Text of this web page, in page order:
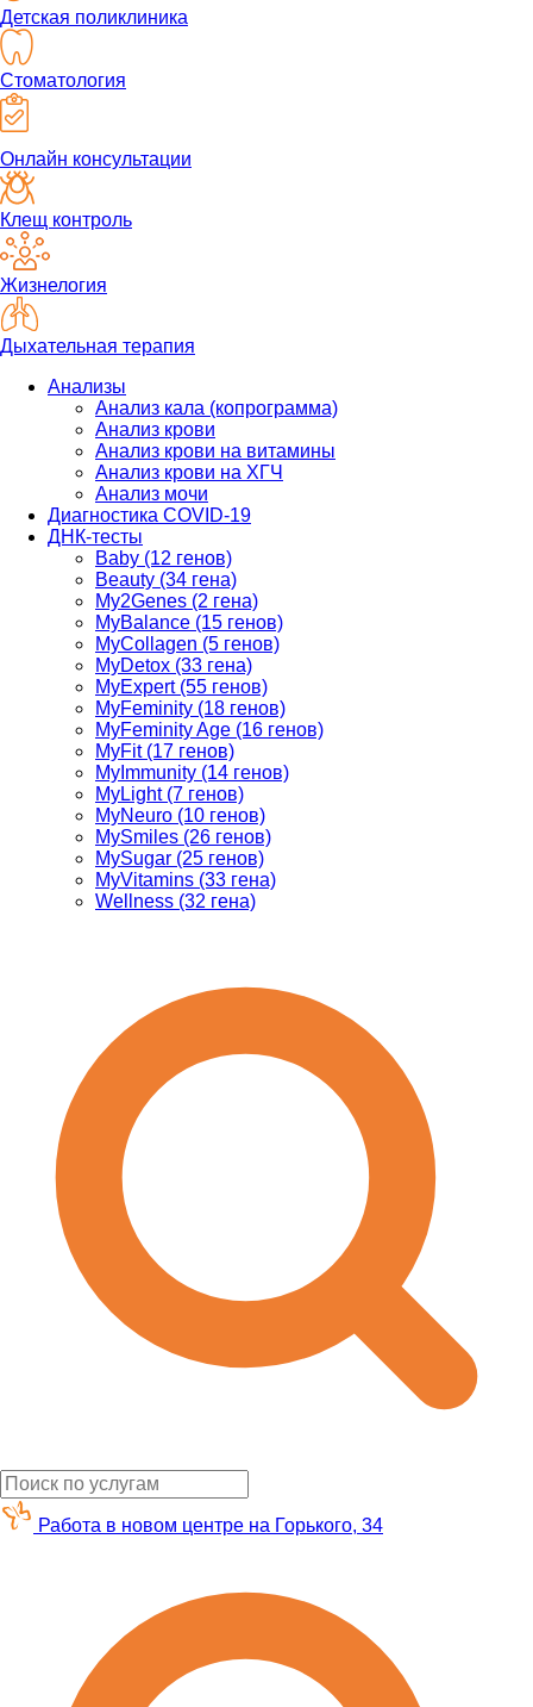
Детская поликлиника
Стоматология
Онлайн консультации
Клещ контроль
Жизнелогия
Дыхательная терапия
Анализы
Анализ кала (копрограмма)
Анализ крови
Анализ крови на витамины
Анализ крови на ХГЧ
Анализ мочи
Диагностика COVID-19
ДНК-тесты
Baby (12 генов)
Beauty (34 гена)
My2Genes (2 гена)
MyBalance (15 генов)
MyCollagen (5 генов)
MyDetox (33 гена)
MyExpert (55 генов)
MyFeminity (18 генов)
MyFeminity Age (16 генов)
MyFit (17 генов)
MyImmunity (14 генов)
MyLight (7 генов)
MyNeuro (10 генов)
MySmiles (26 генов)
MySugar (25 генов)
MyVitamins (33 гена)
Wellness (32 гена)
Работа в новом центре на Горького, 34